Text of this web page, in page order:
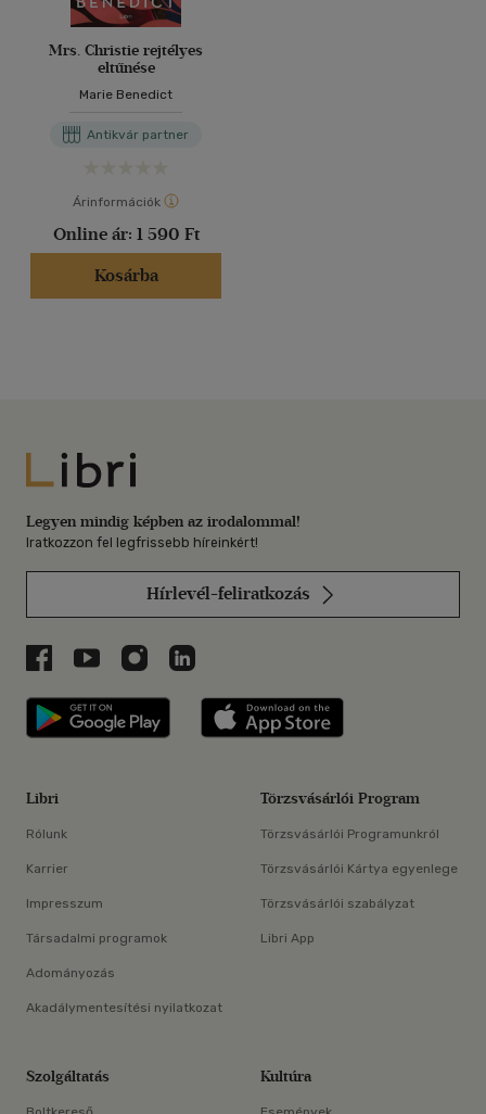
Mrs. Christie rejtélyes
eltűnése
Marie Benedict
Antikvár partner
Árinformációk
Online ár: 1 590 Ft
Kosárba
Libri
Legyen mindig képben az irodalommal!
Iratkozzon fel legfrissebb híreinkért!
Hírlevél-feliratkozás
Libri a Facebookon
Libri a Youtube-on
Libri az Instagramon
Libri a LinkedInen
Libri applikáció Szerezd meg: Google
Libri
Rólunk
Karrier
Impresszum
Társadalmi programok
Adományozás
Akadálymentesítési nyilatkozat
Törzsvásárlói Program
Törzsvásárlói Programunkról
Törzsvásárlói Kártya egyenlege
Törzsvásárlói szabályzat
Libri App
Szolgáltatás Kultúra